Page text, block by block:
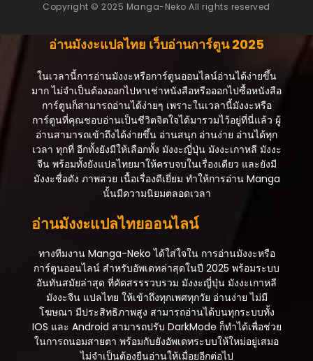
ตอนที่ 41
ตอนที่ 40
ตอนที่ 39
สิงหาคม 5, 2025
ตอนที่ 38
สิงหาคม 5, 2025
ตอนที่ 37
ตอนที่ 36
ตอนที่ 35
สิงหาคม 5, 2025
ตอนที่ 34
สิงหาคม 5, 2025
Copyright © 2025 Manga-Neko All rights reserved
อ่านมังงะแปลไทย เว็บอ่านการ์ตูน 2025
ในเวลานี้การอ่านมังงะหรือการ์ตูนออนไลน์อ่านได้ง่ายขึ้น
มาก ไม่จำเป็นต้องออกไปหาเช่าหนังสือหรือออกไปซื้อหนังสือ
การ์ตูนก็สามารถอ่านได้ง่ายๆ เพราะในเวลานี้มังงะหรือ
การ์ตูนที่คุณชอบอ่านเป็นชีวิตจิตใจได้มารวมไว้อยู่ที่นี่แล้ว ผู้
อ่านสามารถเข้าถึงได้ง่ายขึ้น อ่านสนุก อ่านง่าย อ่านได้ทุก
เวลา ทุกที่ อีกทั้งยังมีให้เลือกทั้ง มังงะญี่ปุ่น มังงะเกาหลี มังงะ
จีน พร้อมทั้งยังแปลไทยมาให้ครบจบในเรื่องเดียว และยังมี
มังงะชื่อดัง ภาพสวย เนื้อเรื่องดีเยี่ยม ทำให้การอ่าน Manga
นั้นมีความนิยมตลอดเวลา
อ่านมังงะแปลไทยออนไลน์
ทางทีมงาน Manga-Neko ได้ใส่ใจใน การอ่านมังงะหรือ
การ์ตูนออนไลน์ สำหรับอัพเดทล่าสุดในปี 2025 พร้อมระบบ
อันทันสมัยล่าสุด ที่คัดสรรรวบรวม มังงะญี่ปุ่น มังงะเกาหลี
มังงะจีน แปลไทย ให้เข้าถึงทุกเพศทุกวัย อ่านง่าย ไม่มี
โฆษณา มีประสิทธิภาพสูง สามารถอ่านได้บนทุกระบบทั้ง
IOS และ Android สามารถปรับ DarkMode ก็ทำได้เพื่อช่วย
ในการถนอมสายตา พร้อมกับยังอัพเดทระบบให้ใหม่อยู่เสมอ
ไม่จำเป็นต้องยืนอ่านให้เมื่อยอีกต่อไป